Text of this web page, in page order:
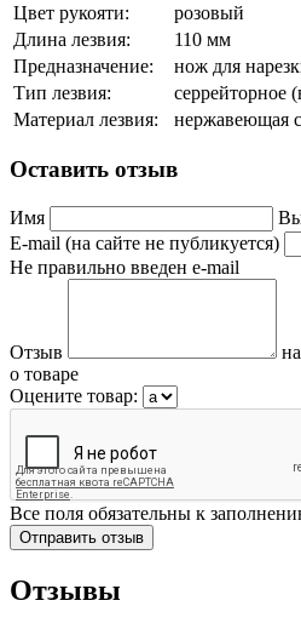
Цвет рукояти:
розовый
Длина лезвия:
110 мм
Предназначение:
нож для
Тип лезвия:
серрейторное
Материал лезвия:
нержавеющая
Оставить отзыв
Имя
E-mail (на сайте не публикуется)
Не правильно введен e-mail
Отзыв
о товаре
Оцените товар:
Все поля обязательны к
Отзывы